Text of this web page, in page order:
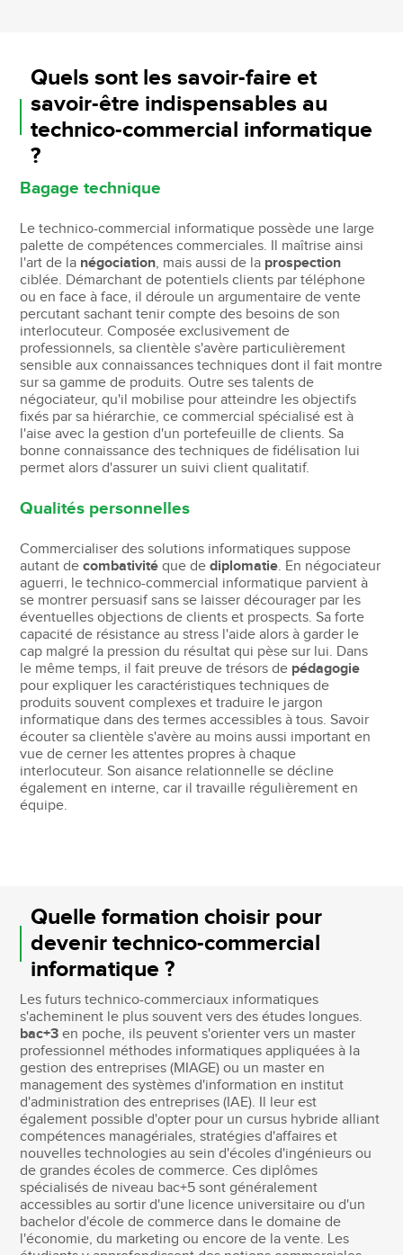
Quels sont les savoir-faire et
savoir-être indispensables au
technico-commercial informatique
?
Bagage technique
Le technico-commercial informatique possède une large
palette de compétences commerciales. Il maîtrise ainsi
l'art de la négociation, mais aussi de la prospection
ciblée. Démarchant de potentiels clients par téléphone
ou en face à face, il déroule un argumentaire de vente
percutant sachant tenir compte des besoins de son
interlocuteur. Composée exclusivement de
professionnels, sa clientèle s'avère particulièrement
sensible aux connaissances techniques dont il fait montre
sur sa gamme de produits. Outre ses talents de
négociateur, qu'il mobilise pour atteindre les objectifs
fixés par sa hiérarchie, ce commercial spécialisé est à
l'aise avec la gestion d'un portefeuille de clients. Sa
bonne connaissance des techniques de fidélisation lui
permet alors d'assurer un suivi client qualitatif.
Qualités personnelles
Commercialiser des solutions informatiques suppose
autant decombativité que dediplomatie. En négociateur
aguerri, le technico-commercial informatique parvient à
se montrer persuasif sans se laisser décourager par les
éventuelles objections de clients et prospects. Sa forte
capacité de résistance au stress l'aide alors à garder le
cap malgré la pression du résultat qui pèse sur lui. Dans
le même temps, il fait preuve de trésors de pédagogie
pour expliquer les caractéristiques techniques de
produits souvent complexes et traduire le jargon
informatique dans des termes accessibles à tous. Savoir
écouter sa clientèle s'avère au moins aussi important en
vue de cerner les attentes propres à chaque
interlocuteur. Son aisance relationnelle se décline
également en interne, car il travaille régulièrement en
équipe.
Quelle formation choisir pour
devenir technico-commercial
informatique ?
Les futurs technico-commerciaux informatiques
s'acheminent le plus souvent vers des études longues.
bac+3en poche, ils peuvent s'orienter vers un master
professionnel méthodes informatiques appliquées à la
gestion des entreprises (MIAGE) ou un master en
management des systèmes d'information en institut
d'administration des entreprises (IAE). Il leur est
également possible d'opter pour un cursus hybride alliant
compétences managériales, stratégies d'affaires et
nouvelles technologies au sein d'écoles d'ingénieurs ou
de grandes écoles de commerce. Ces diplômes
spécialisés de niveau bac+5 sont généralement
accessibles au sortir d'une licence universitaire ou d'un
bachelor d'école de commerce dans le domaine de
l'économie, du marketing ou encore de la vente. Les